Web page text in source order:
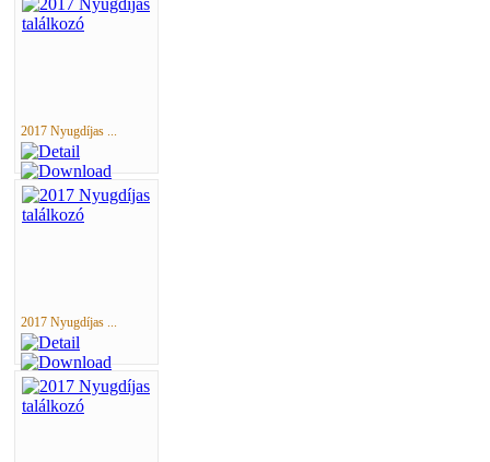
2017 Nyugdíjas ...
2017 Nyugdíjas ...